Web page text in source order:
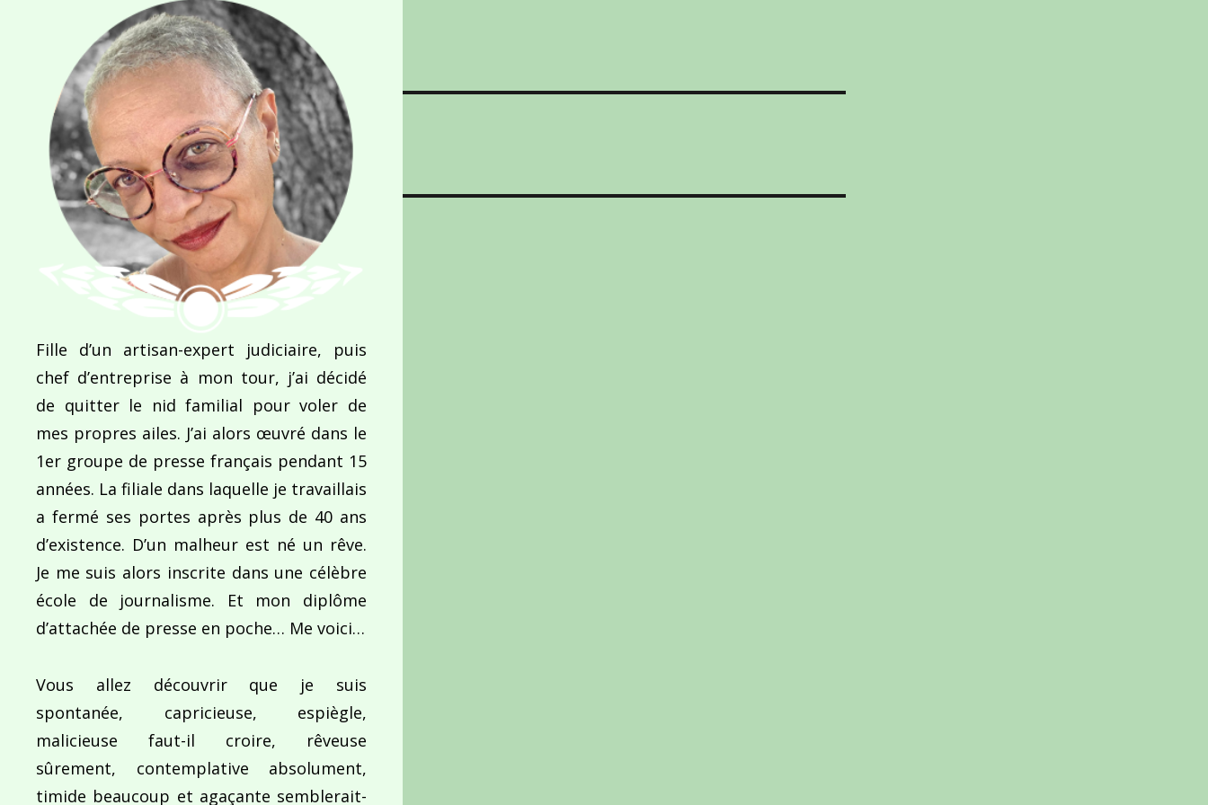
Navigation
l’article
PUBLIÉ DANS
Women
Fille d’un artisan-expert judiciaire, puis
chef d’entreprise à mon tour, j’ai décidé
de quitter le nid familial pour voler de
mes propres ailes. J’ai alors œuvré dans le
1er groupe de presse français pendant 15
années. La filiale dans laquelle je travaillais
a fermé ses portes après plus de 40 ans
d’existence. D’un malheur est né un rêve.
Je me suis alors inscrite dans une célèbre
école de journalisme. Et mon diplôme
d’attachée de presse en poche… Me voici…
Vous allez découvrir que je suis
spontanée, capricieuse, espiègle,
malicieuse faut-il croire, rêveuse
sûrement, contemplative absolument,
timide beaucoup et agaçante semblerait-